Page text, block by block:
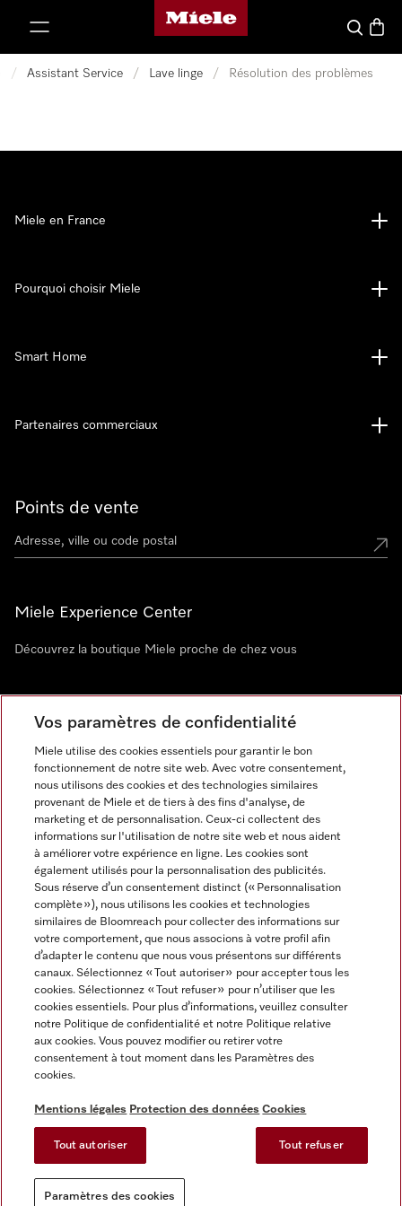
Page d'accueil Miele
Search
/ Assistant Service / Lave linge / Résolution des problèmes
Points de vente
Miele Experience Center
Découvrez la boutique Miele proche de chez vous
Newsletter
Miele en France
Pourquoi choisir Miele
Smart Home
Partenaires commerciaux
Mentions légales
CGV
Protection des données
Conditions d'utilisation
Reglement sur les services numeriques
Paramètres des cookies
Miele sur Instagram
Miele sur Facebook
Miele sur Youtube
Vos paramètres de confidentialité
Miele utilise des cookies essentiels pour garantir le bon
fonctionnement de notre site web. Avec votre consentement,
nous utilisons des cookies et des technologies similaires
provenant de Miele et de tiers à des fins d'analyse, de
marketing et de personnalisation. Ceux-ci collectent des
informations sur l'utilisation de notre site web et nous aident
à améliorer votre expérience en ligne. Les cookies sont
également utilisés pour la personnalisation des publicités.
Sous réserve d’un consentement distinct (« Personnalisation
complète »), nous utilisons les cookies et technologies
similaires de Bloomreach pour collecter des informations sur
votre comportement, que nous associons à votre profil afin
d’adapter le contenu que nous vous présentons sur différents
canaux. Sélectionnez « Tout autoriser » pour accepter tous les
cookies. Sélectionnez « Tout refuser » pour n’utiliser que les
cookies essentiels. Pour plus d’informations, veuillez consulter
notre Politique de confidentialité et notre Politique relative
aux cookies. Vous pouvez modifier ou retirer votre
consentement à tout moment dans les Paramètres des
cookies.
Mentions légales Protection des données Cookies
Tout autoriser Tout refuser
Paramètres des cookies